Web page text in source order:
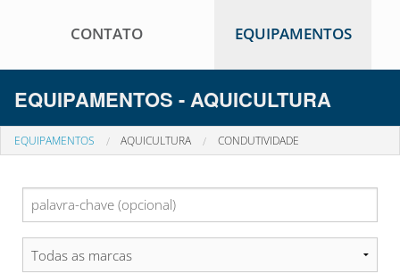
CONTATO EQUIPAMENTOS
EQUIPAMENTOS - AQUICULTURA
EQUIPAMENTOS AQUICULTURA CONDUTIVIDADE